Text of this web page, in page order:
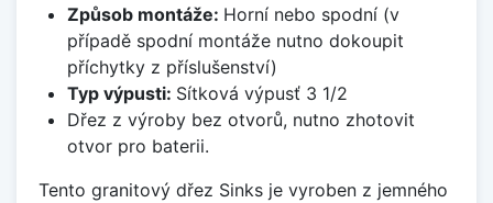
Způsob montáže: Horní nebo spodní (v
případě spodní montáže nutno dokoupit
příchytky z příslušenství)
Typ výpusti: Sítková výpusť 3 1/2
Dřez z výroby bez otvorů, nutno zhotovit
otvor pro baterii.
Tento granitový dřez Sinks je vyroben z jemného